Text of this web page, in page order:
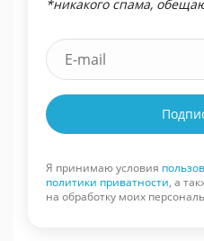
*никакого спама,
Я принимаю условия
политики приватности, а
на обработку моих